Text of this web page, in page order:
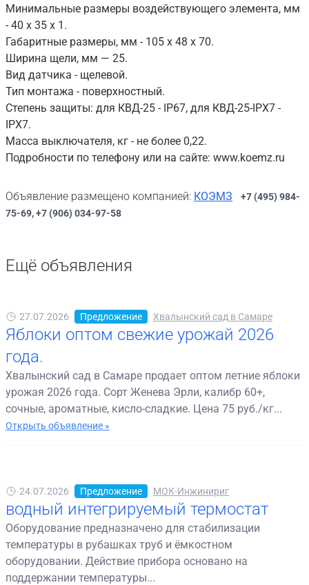
Минимальные размеры воздействующего элемента, мм
- 40 х 35 х 1.
Габаритные размеры, мм - 105 х 48 х 70.
Ширина щели, мм — 25.
Вид датчика - щелевой.
Тип монтажа - поверхностный.
Степень защиты: для КВД-25 - IP67, для КВД-25-IPX7 -
IPX7.
Масса выключателя, кг - не более 0,22.
Подробности по телефону или на сайте: www.koemz.ru
Объявление размещено компанией: КОЭМЗ
+7 (495) 984-
75-69, +7 (906) 034-97-58
Ещё объявления
27.07.2026 Предложение Хвалынский сад в Самаре
Яблоки оптом свежие урожай 2026
года.
Хвалынский сад в Самаре продает оптом летние яблоки
урожая 2026 года. Сорт Женева Эрли, калибр 60+,
сочные, ароматные, кисло-сладкие. Цена 75 руб./кг...
Открыть объявление »
24.07.2026 Предложение МОК-Инжинириг
водный интегрируемый термостат
Оборудование предназначено для стабилизации
температуры в рубашках труб и ёмкостном
оборудовании. Действие прибора основано на
поддержании температуры...